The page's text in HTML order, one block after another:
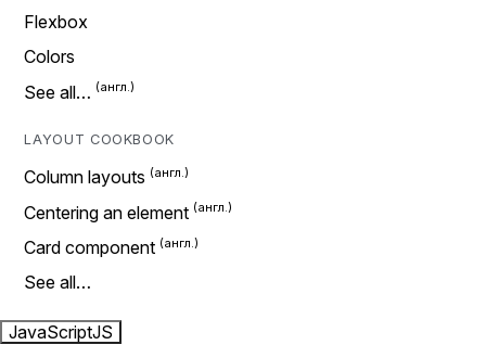
Flexbox
Colors
See all…
LAYOUT COOKBOOK
Column layouts
Centering an element
Card component
See all…
JavaScriptJS